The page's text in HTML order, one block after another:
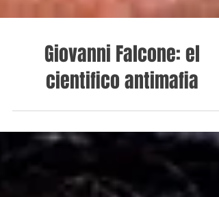
Giovanni Falcone: el
cientifico antimafia